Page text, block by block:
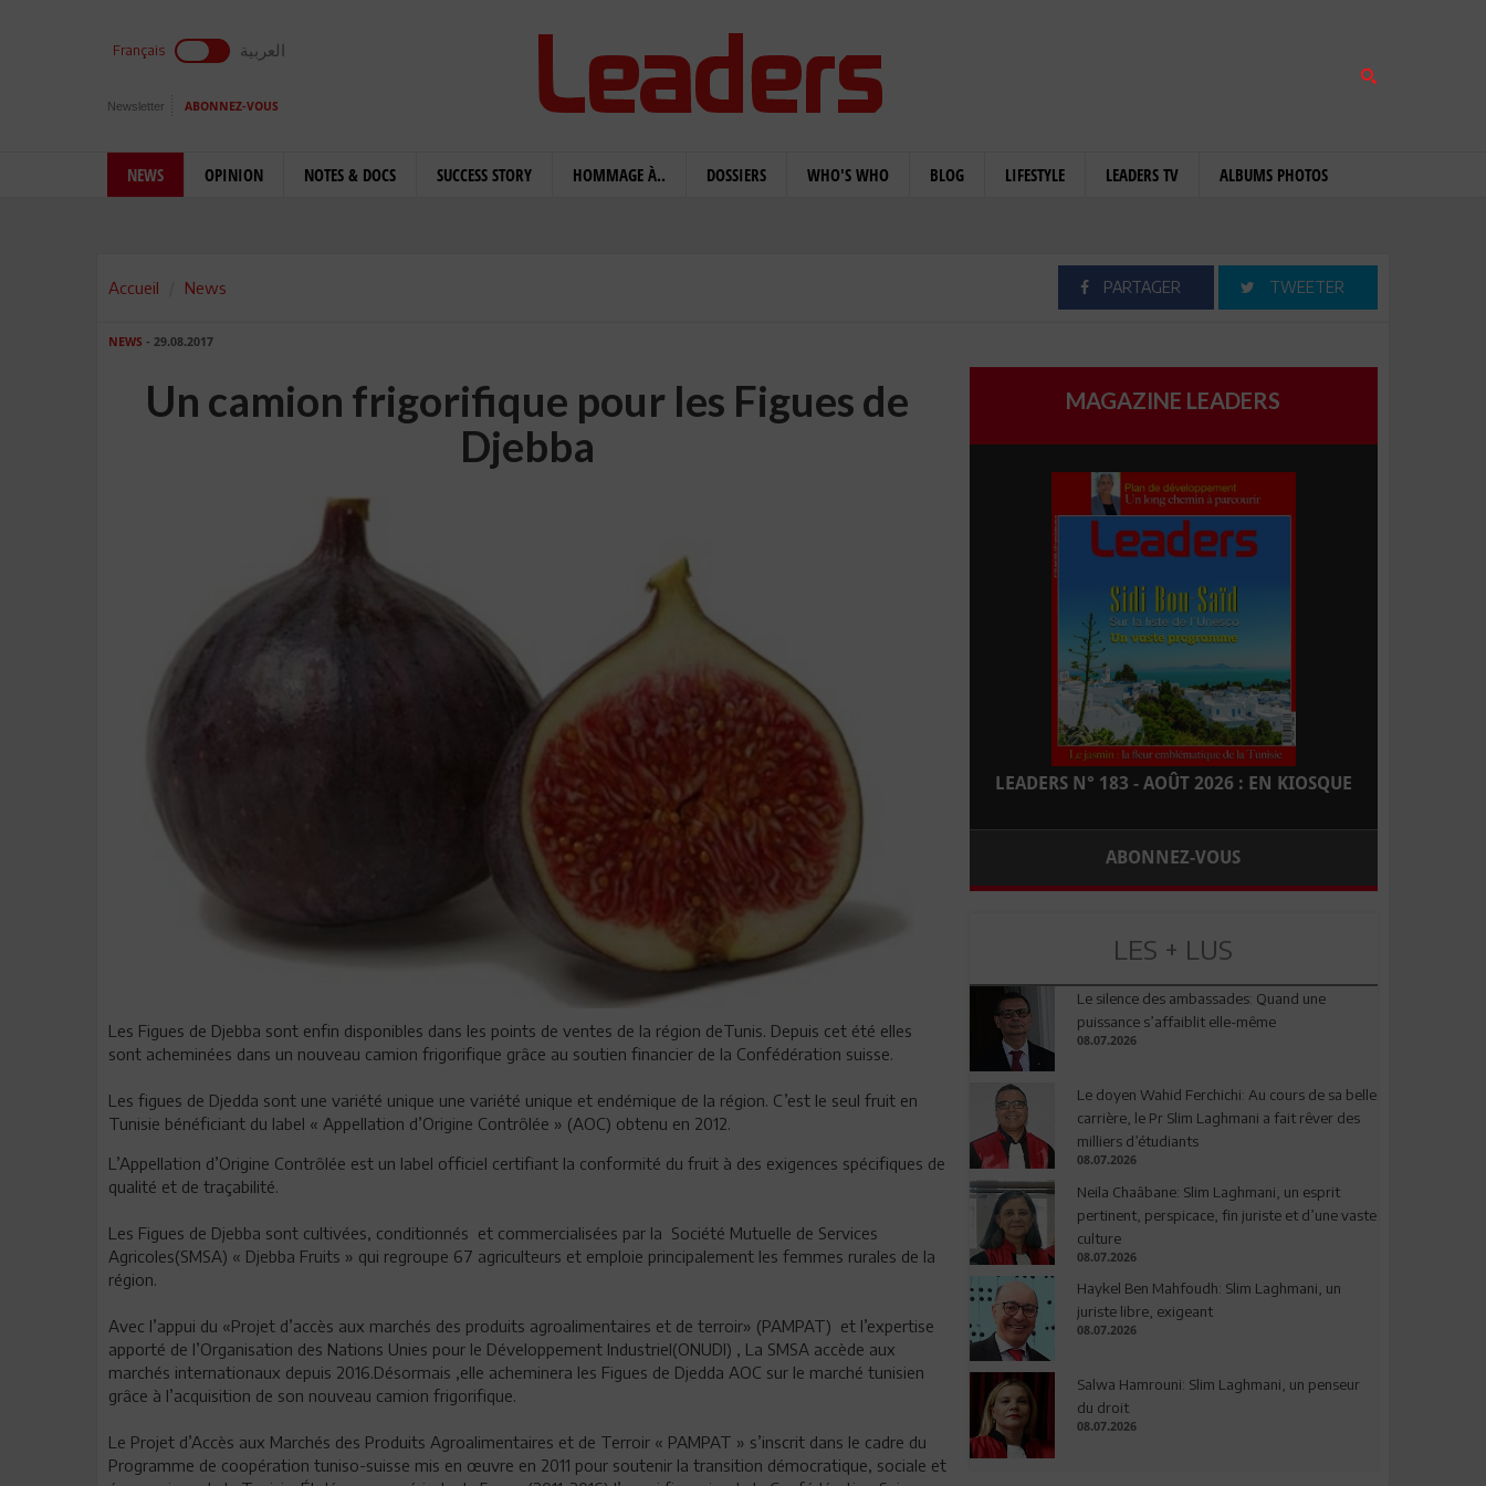
Français العربية
Newsletter ABONNEZ-VOUS
NEWS OPINION NOTES & DOCS SUCCESS STORY HOMMAGE À.. DOSSIERS WHO'S WHO BLOG LIFESTYLE LEADERS TV ALBUMS PHOTOS
Accueil News PARTAGER TWEETER
NEWS - 29.08.2017
Un camion frigorifique pour les Figues de
Djebba
Les Figues de Djebba sont enfin disponibles dans les points de ventes de la région deTunis. Depuis cet été elles
sont acheminées dans un nouveau camion frigorifique grâce au soutien financier de la Confédération suisse.
Les figues de Djedda sont une variété unique une variété unique et endémique de la région. C’est le seul fruit en
Tunisie bénéficiant du label « Appellation d’Origine Contrôlée » (AOC) obtenu en 2012.
L’Appellation d’Origine Contrôlée est un label officiel certifiant la conformité du fruit à des exigences spécifiques de
qualité et de traçabilité.
Les Figues de Djebba sont cultivées, conditionnés et commercialisées par la Société Mutuelle de Services
Agricoles(SMSA) « Djebba Fruits » qui regroupe 67 agriculteurs et emploie principalement les femmes rurales de la
région.
Avec l’appui du «Projet d’accès aux marchés des produits agroalimentaires et de terroir» (PAMPAT) et l’expertise
apporté de l’Organisation des Nations Unies pour le Développement Industriel(ONUDI) , La SMSA accède aux
marchés internationaux depuis 2016.Désormais ,elle acheminera les Figues de Djedda AOC sur le marché tunisien
grâce à l’acquisition de son nouveau camion frigorifique.
Le Projet d’Accès aux Marchés des Produits Agroalimentaires et de Terroir « PAMPAT » s’inscrit dans le cadre du
Programme de coopération tuniso-suisse mis en œuvre en 2011 pour soutenir la transition démocratique, sociale et
MAGAZINE LEADERS
LEADERS N° 183 - AOÛT 2026 : EN KIOSQUE
ABONNEZ-VOUS
LES + LUS
Le silence des ambassades: Quand une
puissance s’affaiblit elle-même
08.07.2026
Le doyen Wahid Ferchichi: Au cours de sa belle
carrière, le Pr Slim Laghmani a fait rêver des
milliers d’étudiants
08.07.2026
Neila Chaâbane: Slim Laghmani, un esprit
pertinent, perspicace, fin juriste et d’une vaste
culture
08.07.2026
Haykel Ben Mahfoudh: Slim Laghmani, un
juriste libre, exigeant
08.07.2026
Salwa Hamrouni: Slim Laghmani, un penseur
du droit
08.07.2026